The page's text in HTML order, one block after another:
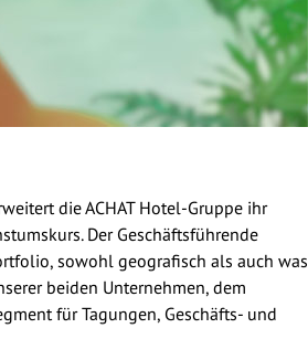
die ACHAT Hotel-Gruppe ihr
Der Geschäftsführende
sowohl geografisch als auch was
beiden Unternehmen, dem
für Tagungen, Geschäfts- und